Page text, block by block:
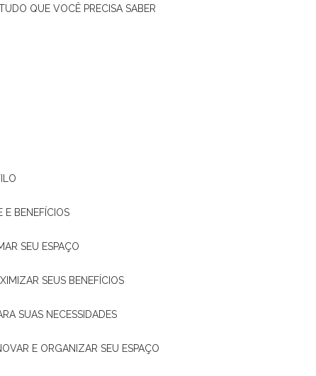
QUE VOCÊ PRECISA SABER
E BENEFÍCIOS
SEU ESPAÇO
SEUS BENEFÍCIOS
SUAS NECESSIDADES
E ORGANIZAR SEU ESPAÇO